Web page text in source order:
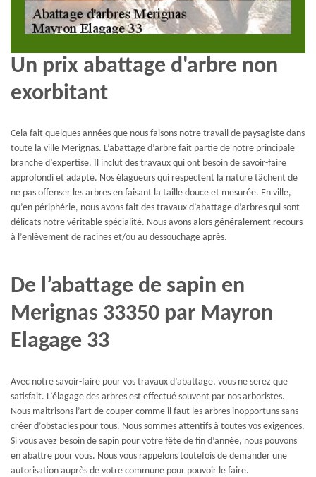
Un prix abattage d'arbre non
exorbitant
Cela fait quelques années que nous faisons notre travail de paysagiste dans
toute la ville Merignas. L’abattage d’arbre fait partie de notre principale
branche d’expertise. Il inclut des travaux qui ont besoin de savoir-faire
approfondi et adapté. Nos élagueurs qui respectent la nature tâchent de
ne pas offenser les arbres en faisant la taille douce et mesurée. En ville,
qu’en périphérie, nous avons fait des travaux d’abattage d’arbres qui sont
délicats notre véritable spécialité. Nous avons alors généralement recours
à l’enlèvement de racines et/ou au dessouchage après.
De l’abattage de sapin en
Merignas 33350 par Mayron
Elagage 33
Avec notre savoir-faire pour vos travaux d’abattage, vous ne serez que
satisfait. L’élagage des arbres est effectué souvent par nos arboristes.
Nous maitrisons l’art de couper comme il faut les arbres inopportuns sans
créer d’obstacles pour tous. Nous sommes attentifs à toutes vos exigences.
Si vous avez besoin de sapin pour votre fête de fin d’année, nous pouvons
en abattre pour vous. Nous vous rappelons toutefois de demander une
autorisation auprès de votre commune pour pouvoir le faire.